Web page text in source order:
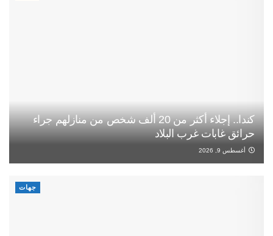
كندا.. إجلاء أكثر من 20 ألف شخص من منازلهم جراء
حرائق غابات غرب البلاد
أغسطس 9, 2026
جهات